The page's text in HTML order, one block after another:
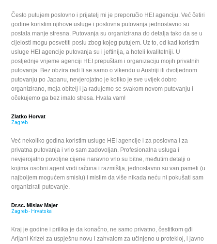
Često putujem poslovno i prijatelj mi je preporučio HEI agenciju. Već četiri
godine koristim njihove usluge i poslovna putovanja jednostavno su
postala manje stresna. Putovanja su organizirana do detalja tako da se u
cijelosti mogu posvetiti poslu zbog kojeg putujem. Uz to, od kad koristim
usluge HEI agencije putovanja su i jeftinija, a hoteli kvalitetniji. U
posljednje vrijeme agenciji HEI prepuštam i organizaciju mojih privatnih
putovanja. Bez obzira radi li se samo o vikendu u Austriji ili dvotjednom
putovanju po Japanu, nevjerojatno je koliko je sve uvijek dobro
organizirano, moja obitelj i ja radujemo se svakom novom putovanju i
očekujemo ga bez imalo stresa. Hvala vam!
Zlatko Horvat
Zagreb
Već nekoliko godina koristim usluge HEI agencije i za poslovna i za
privatna putovanja i vrlo sam zadovoljan. Profesionalna usluga i
nevjerojatno povoljne cijene naravno vrlo su bitne, međutim detalji o
kojima osobni agent vodi računa i razmišlja, jednostavno su van pameti (u
najboljem mogućem smislu) i mislim da više nikada neću ni pokušati sam
organizirati putovanje.
Dr.sc. Mislav Majer
Zagreb - Hrvatska
Kraj je godine i prilika je da konačno, ne samo privatno, čestitkom gđi
Arijani Krizel za uspješnu novu i zahvalom za učinjeno u protekloj, i javno